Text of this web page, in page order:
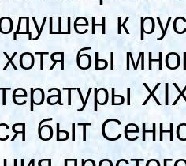
к
бы
быт